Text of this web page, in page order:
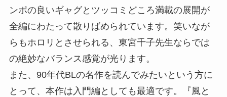
ンポの良いギャグとツッコミどころ満載の展開が
全編にわたって散りばめられています。笑いなが
らもホロリとさせられる、東宮千子先生ならでは
の絶妙なバランス感覚が光ります。
また、90年代BLの名作を読んでみたいという方に
とって、本作は入門編としても最適です。『風と